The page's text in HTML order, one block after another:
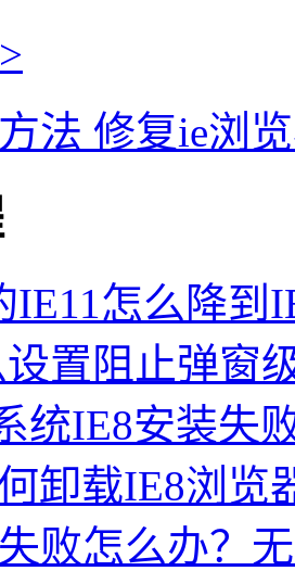
法 修复ie浏
IE11怎么降到
置阻止弹窗
统IE8安装失
卸载IE8浏览
败怎么办？